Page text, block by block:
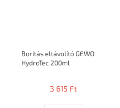
Borítás eltávolító GEWO
HydroTec 200ml
3 615 Ft